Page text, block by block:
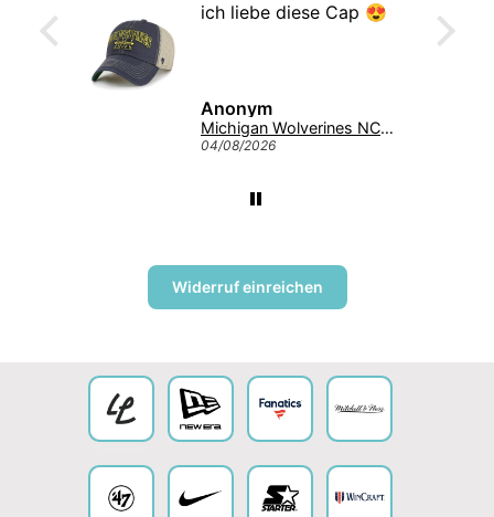
ich liebe diese Cap 😍
Anonym
Michigan Wolverines NCAA Tuscaloosa Trawler ’47 CLEAN UP College Cap Navy
04/08/2026
Widerruf einreichen